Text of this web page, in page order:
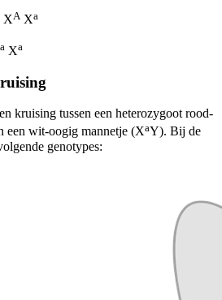
XAXa
a Xa
kruising tussen een heterozygoot rood-
een wit-oogig mannetje (XaY). Bij de
genotypes: